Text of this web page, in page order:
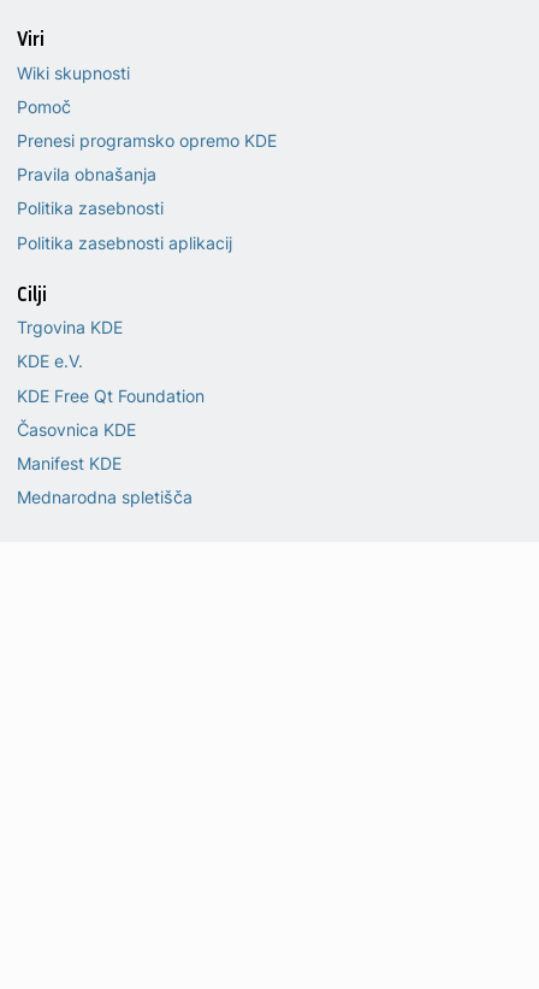
Viri
Wiki skupnosti
Pomoč
Prenesi programsko opremo KDE
Pravila obnašanja
Politika zasebnosti
Politika zasebnosti aplikacij
Cilji
Trgovina KDE
KDE e.V.
KDE Free Qt Foundation
Časovnica KDE
Manifest KDE
Mednarodna spletišča